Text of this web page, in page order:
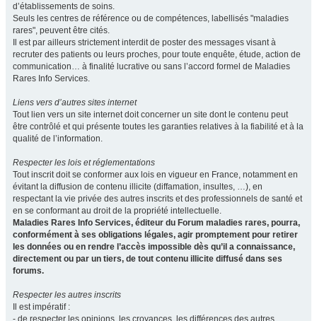
d’établissements de soins.
Seuls les centres de référence ou de compétences, labellisés "maladies
rares", peuvent être cités.
Il est par ailleurs strictement interdit de poster des messages visant à
recruter des patients ou leurs proches, pour toute enquête, étude, action de
communication… à finalité lucrative ou sans l’accord formel de Maladies
Rares Info Services.
Liens vers d’autres sites internet
Tout lien vers un site internet doit concerner un site dont le contenu peut
être contrôlé et qui présente toutes les garanties relatives à la fiabilité et à la
qualité de l’information.
Respecter les lois et réglementations
Tout inscrit doit se conformer aux lois en vigueur en France, notamment en
évitant la diffusion de contenu illicite (diffamation, insultes, …), en
respectant la vie privée des autres inscrits et des professionnels de santé et
en se conformant au droit de la propriété intellectuelle.
Maladies Rares Info Services, éditeur du Forum maladies rares, pourra,
conformément à ses obligations légales, agir promptement pour retirer
les données ou en rendre l’accès impossible dès qu’il a connaissance,
directement ou par un tiers, de tout contenu illicite diffusé dans ses
forums.
Respecter les autres inscrits
Il est impératif :
- de respecter les opinions, les croyances, les différences des autres